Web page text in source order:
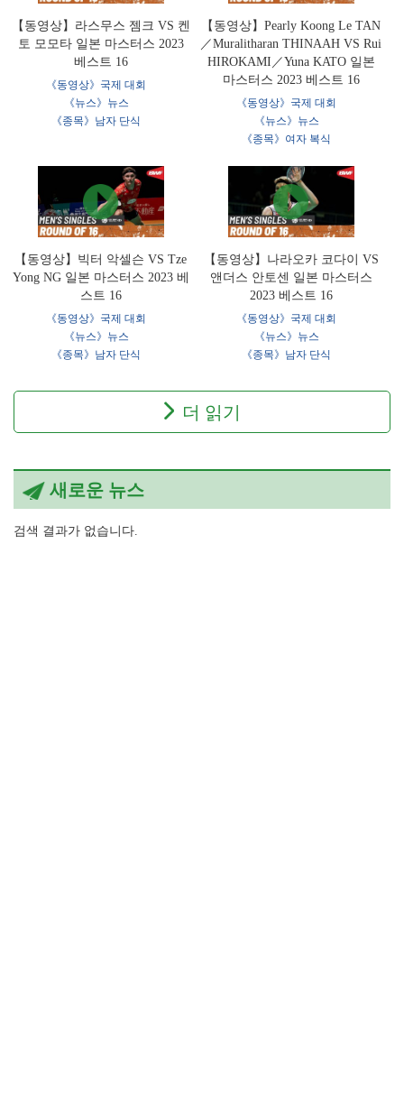
【동영상】라스무스 젬크 VS 켄
토 모모타 일본 마스터스 2023
베스트 16
《동영상》국제 대회
《뉴스》뉴스
《종목》남자 단식
【동영상】Pearly Koong Le TAN
／Muralitharan THINAAH VS Rui
HIROKAMI／Yuna KATO 일본
마스터스 2023 베스트 16
《동영상》국제 대회
《뉴스》뉴스
《종목》여자 복식
【동영상】빅터 악셀슨 VS Tze
Yong NG 일본 마스터스 2023 베
스트 16
《동영상》국제 대회
《뉴스》뉴스
《종목》남자 단식
【동영상】나라오카 코다이 VS
앤더스 안토센 일본 마스터스
2023 베스트 16
《동영상》국제 대회
《뉴스》뉴스
《종목》남자 단식
더 읽기
새로운 뉴스
검색 결과가 없습니다.